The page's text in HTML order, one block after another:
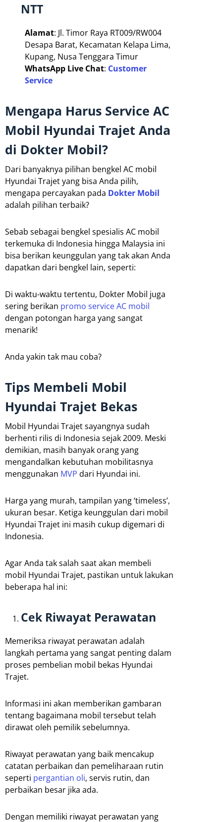
NTT
Alamat: Jl. Timor Raya RT009/RW004
Desapa Barat, Kecamatan Kelapa Lima,
Kupang, Nusa Tenggara Timur
WhatsApp Live Chat: Customer
Service
Mengapa Harus Service AC
Mobil Hyundai Trajet Anda
di Dokter Mobil?
Dari banyaknya pilihan bengkel AC mobil
Hyundai Trajet yang bisa Anda pilih,
mengapa percayakan pada Dokter Mobil
adalah pilihan terbaik?
Sebab sebagai bengkel spesialis AC mobil
terkemuka di Indonesia hingga Malaysia ini
bisa berikan keunggulan yang tak akan Anda
dapatkan dari bengkel lain, seperti:
Di waktu-waktu tertentu, Dokter Mobil juga
sering berikan promo service AC mobil
dengan potongan harga yang sangat
menarik!
Anda yakin tak mau coba?
Tips Membeli Mobil
Hyundai Trajet Bekas
Mobil Hyundai Trajet sayangnya sudah
berhenti rilis di Indonesia sejak 2009. Meski
demikian, masih banyak orang yang
mengandalkan kebutuhan mobilitasnya
menggunakan MVP dari Hyundai ini.
Harga yang murah, tampilan yang ‘timeless’,
ukuran besar. Ketiga keunggulan dari mobil
Hyundai Trajet ini masih cukup digemari di
Indonesia.
Agar Anda tak salah saat akan membeli
mobil Hyundai Trajet, pastikan untuk lakukan
beberapa hal ini:
Cek Riwayat Perawatan
Memeriksa riwayat perawatan adalah
langkah pertama yang sangat penting dalam
proses pembelian mobil bekas Hyundai
Trajet.
Informasi ini akan memberikan gambaran
tentang bagaimana mobil tersebut telah
dirawat oleh pemilik sebelumnya.
Riwayat perawatan yang baik mencakup
catatan perbaikan dan pemeliharaan rutin
seperti pergantian oli, servis rutin, dan
perbaikan besar jika ada.
Dengan memiliki riwayat perawatan yang